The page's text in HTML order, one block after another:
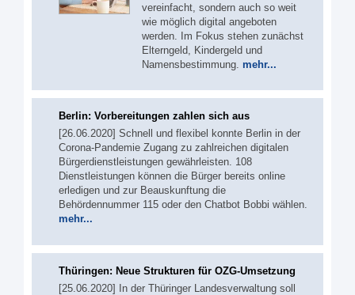
vereinfacht, sondern auch so weit
wie möglich digital angeboten
werden. Im Fokus stehen zunächst
Elterngeld, Kindergeld und
Namensbestimmung. mehr...
Berlin: Vorbereitungen zahlen sich aus
[26.06.2020] Schnell und flexibel konnte Berlin in der
Corona-Pandemie Zugang zu zahlreichen digitalen
Bürgerdienstleistungen gewährleisten. 108
Dienstleistungen können die Bürger bereits online
erledigen und zur Beauskunftung die
Behördennummer 115 oder den Chatbot Bobbi wählen.
mehr...
Thüringen: Neue Strukturen für OZG-Umsetzung
[25.06.2020] In der Thüringer Landesverwaltung soll